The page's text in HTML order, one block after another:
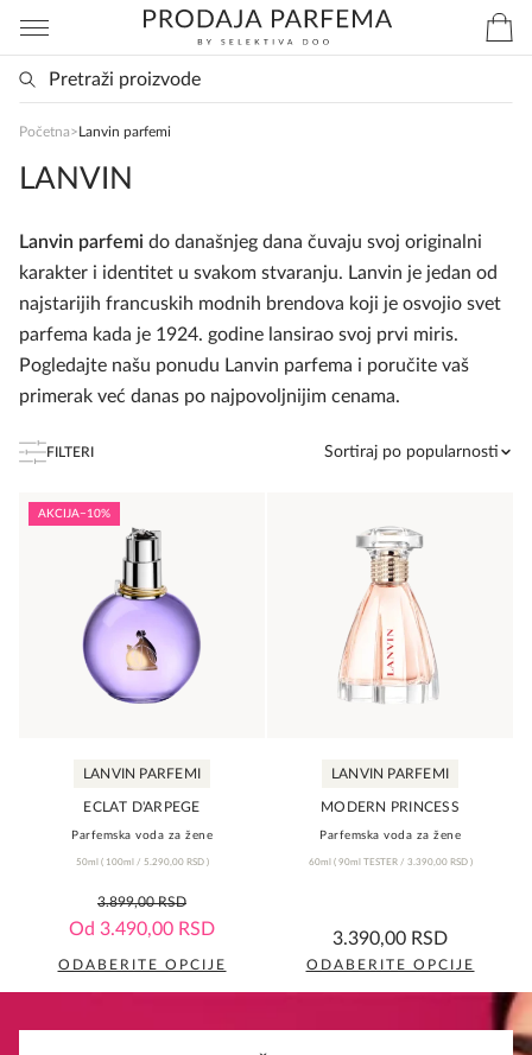
Početna> Lanvin parfemi
LANVIN
Lanvin parfemi do današnjeg dana čuvaju svoj originalni
karakter i identitet u svakom stvaranju. Lanvin je jedan od
najstarijih francuskih modnih brendova koji je osvojio svet
parfema kada je 1924. godine lansirao svoj prvi miris.
Pogledajte našu ponudu Lanvin parfema i poručite vaš
primerak već danas po najpovoljnijim cenama.
FILTERI Sortiraj po popularnosti
AKCIJA−10%
LANVIN PARFEMI
ECLAT D'ARPEGE
Parfemska voda za žene
50ml ( 100ml / 5.290,00 RSD)
0,0
rating
3.899,00RSD
Od 3.490,00 RSD
ODABERITE OPCIJE
Ovaj
LANVIN PARFEMI
MODERN PRINCESS
Parfemska voda za žene
60ml ( 90ml TESTER / 3.390,00 RSD)
0,0
rating
3.390,00 RSD
ODABERITE OPCIJE
Ovaj
SlađanAi Asistent
poručite svoj omiljeni parfem danas ali i za
sva ostala pitanja?